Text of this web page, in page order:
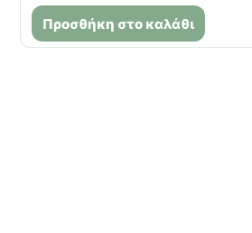
Προσθήκη στο καλάθι